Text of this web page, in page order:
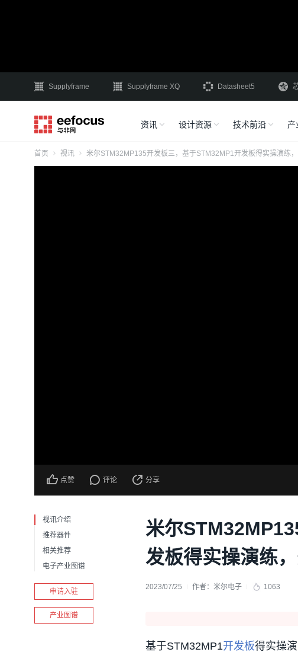
Supplyframe Supplyframe XQ Datasheet5
资讯 设计资源 技术前沿 产
首页 视讯 米尔STM32MP135开发板三，基于STM32MP1开发板得实操演练
点赞 评论 分享
视讯介绍
推荐器件
相关推荐
电子产业图谱
申请入驻
产业图谱
米尔
发板得实操演练
2023/07/25 作者： 米尔电子 1063
基于STM32MP1开发板得实操